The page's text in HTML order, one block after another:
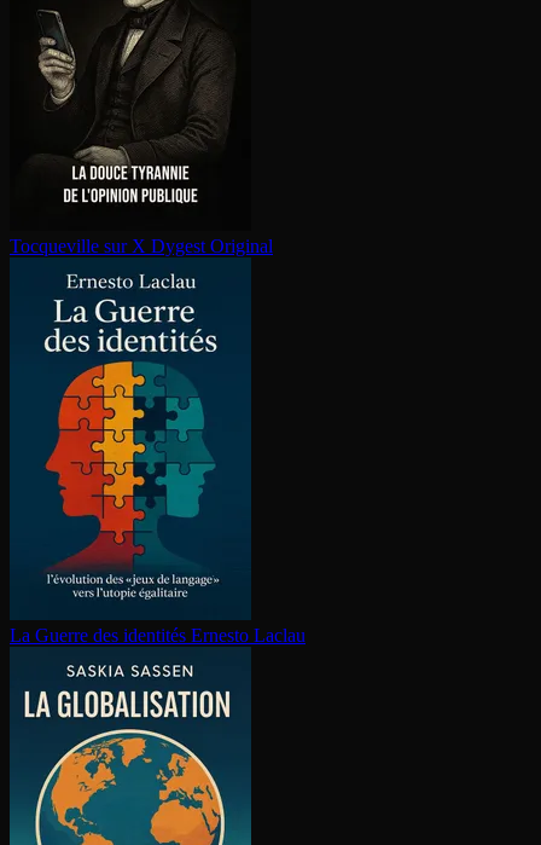
Tocqueville sur X Dygest Original
La Guerre des identités Ernesto Laclau